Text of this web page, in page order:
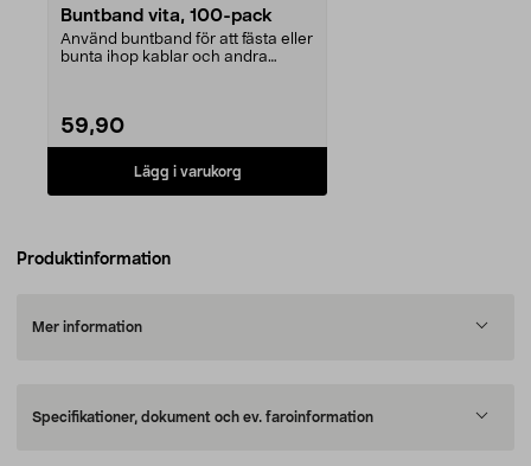
Buntband vita, 100-pack
Använd buntband för att fästa eller
bunta ihop kablar och andra
59,90
Lägg i varukorg
Produktinformation
Mer information
Specifikationer, dokument och ev. faroinformation